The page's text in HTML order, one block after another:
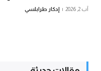
آب 2, 2026 إدكار طرابلسي